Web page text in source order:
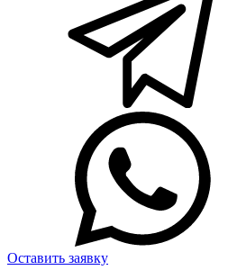
Оставить заявку